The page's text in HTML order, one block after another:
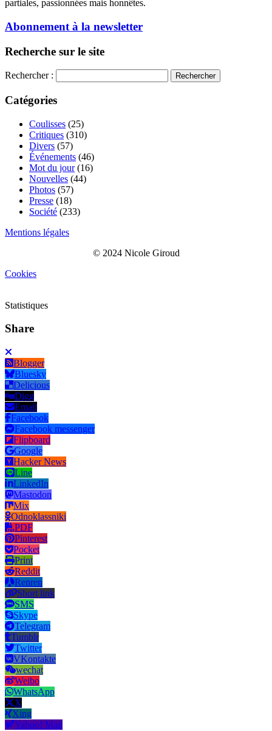
partiales, passionnées mais honnêtes.
Abonnement à la newsletter
Recherche sur le site
Rechercher :
Catégories
Coulisses (25)
Critiques (310)
Divers (57)
Événements (46)
Mot du jour(16)
Nouvelles (44)
Photos (57)
Presse (18)
Société (233)
Mentions légales
© 2024 Nicole Giroud
Cookies
Statistiques
Share
Blogger
Bluesky
Delicious
Digg
Email
Facebook
Facebook messenger
Flipboard
Google
Hacker News
Line
LinkedIn
Mastodon
Mix
Odnoklassniki
PDF
Pinterest
Pocket
Print
Reddit
Renren
Short link
SMS
Skype
Telegram
Tumblr
Twitter
VKontakte
wechat
Weibo
WhatsApp
X
Xing
Yahoo! Mail